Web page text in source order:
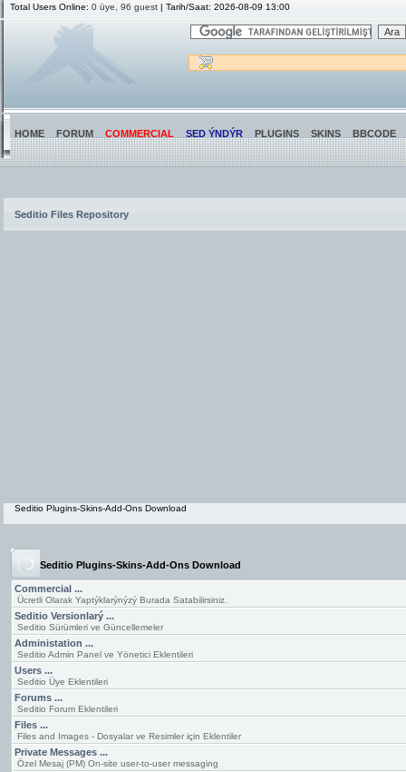
Total Users Online: 0 üye, 96 guest | Tarih/Saat: 2026-08-09 13:00
HOME FORUM COMMERCIAL SED ÝNDÝR PLUGINS SKINS BBCODE
Seditio Files Repository
Seditio Plugins-Skins-Add-Ons Download
Seditio Plugins-Skins-Add-Ons Download
Commercial ...
Ücretli Olarak Yaptýklarýnýzý Burada Satabilirsiniz.
Seditio Versionlarý ...
Seditio Sürümleri ve Güncellemeler
Administation ...
Seditio Admin Panel ve Yönetici Eklentileri
Users ...
Seditio Üye Eklentileri
Forums ...
Seditio Forum Eklentileri
Files ...
Files and Images - Dosyalar ve Resimler için Eklentiler
Private Messages ...
Özel Mesaj (PM) On-site user-to-user messaging